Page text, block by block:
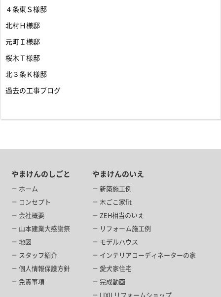
４条東Ｓ様邸
北村Ｈ様邸
元町Ｉ様邸
桜木Ｔ様邸
北３条Ｋ様邸
過去の工事ブログ
やまけんのしごと
ホーム
コンセプト
会社概要
山本建業大感謝祭
地図
スタッフ紹介
個人情報保護方針
免責事項
やまけんのいえ
新築施工例
木ごこ家fit
ZEH相当のいえ
リフォーム施工例
モデルハウス
インテリアコーディネーターの家
愛犬家住宅
完成動画
LIXILリフォームショップ